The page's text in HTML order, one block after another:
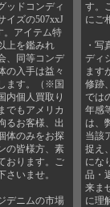
ッドコンディ
イズの507xxJ
。アイテム特
上を鑑みれ
、同等コンデ
の入手は益々
ます。（※国
内個人買取り
でもアメリカ
るお客様、出
体のみをお探
の皆様方、素
おります。ご
さいませ。
デニムの市場
す。
にご
・写
ディ
ます
修跡
では
年感
は、
当該
捉え
にな
品・
来ま
に理